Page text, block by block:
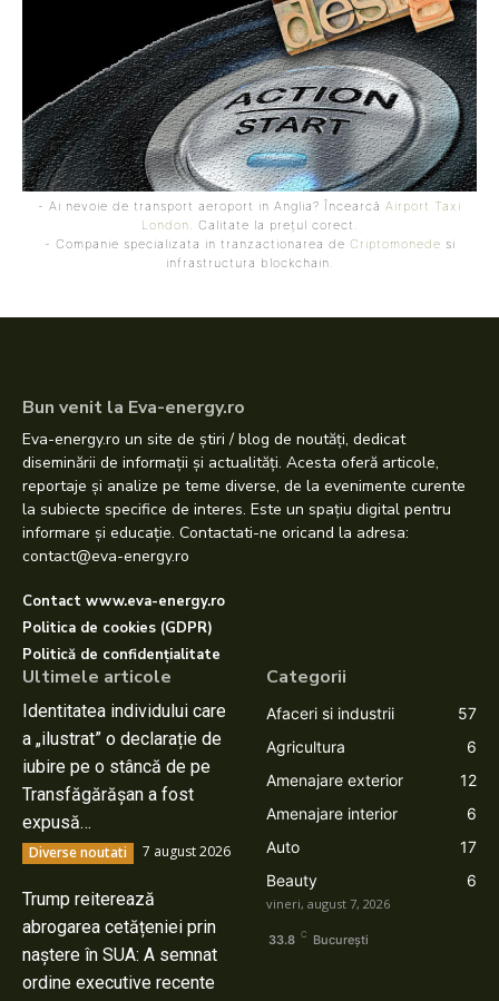
- Ai nevoie de transport aeroport in Anglia? Încearcă Airport Taxi
London . Calitate la prețul corect.
- Companie specializata in tranzactionarea de Criptomonede si
infrastructura blockchain.
Bun venit la Eva-energy.ro
Eva-energy.ro un site de știri / blog de noutăți, dedicat
diseminării de informații și actualități. Acesta oferă articole,
reportaje și analize pe teme diverse, de la evenimente curente
la subiecte specifice de interes. Este un spațiu digital pentru
informare și educație. Contactati-ne oricand la adresa:
contact@eva-energy.ro
Contact www.eva-energy.ro
Politica de cookies (GDPR)
Politică de confidențialitate
Ultimele articole
Identitatea individului care
a „ilustrat” o declarație de
iubire pe o stâncă de pe
Transfăgărășan a fost
expusă…
Diverse noutati 7 august 2026
Trump reiterează
abrogarea cetățeniei prin
naștere în SUA: A semnat
ordine executive recente
Categorii
Afaceri si industrii
57
Agricultura
6
Amenajare exterior
12
Amenajare interior
6
Auto
17
Beauty
6
vineri, august 7, 2026
33.8 C București